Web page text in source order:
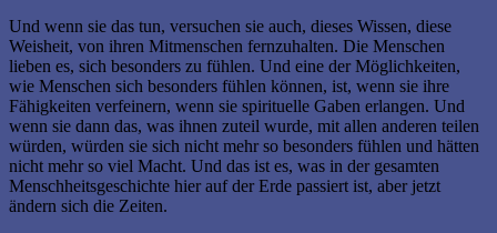
Und wenn sie das tun, versuchen sie auch, dieses Wissen, diese
Weisheit, von ihren Mitmenschen fernzuhalten. Die Menschen
lieben es, sich besonders zu fühlen. Und eine der Möglichkeiten,
wie Menschen sich besonders fühlen können, ist, wenn sie ihre
Fähigkeiten verfeinern, wenn sie spirituelle Gaben erlangen. Und
wenn sie dann das, was ihnen zuteil wurde, mit allen anderen teilen
würden, würden sie sich nicht mehr so besonders fühlen und hätten
nicht mehr so viel Macht. Und das ist es, was in der gesamten
Menschheitsgeschichte hier auf der Erde passiert ist, aber jetzt
ändern sich die Zeiten.